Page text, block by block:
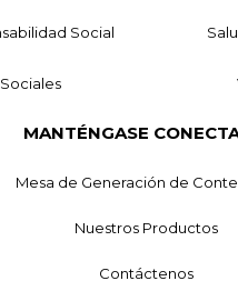
Social
Sociales
MANTÉNGASE
Mesa de Generación de
Nuestros Productos
Contáctenos